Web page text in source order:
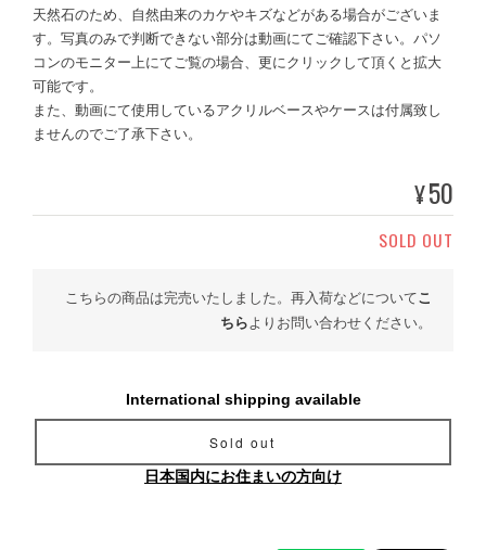
天然石のため、自然由来のカケやキズなどがある場合がございま
す。写真のみで判断できない部分は動画にてご確認下さい。パソ
コンのモニター上にてご覧の場合、更にクリックして頂くと拡大
可能です。
また、動画にて使用しているアクリルベースやケースは付属致し
ませんのでご了承下さい。
¥50
SOLD OUT
こちらの商品は完売いたしました。再入荷などについてこ
ちらよりお問い合わせください。
International shipping available
Sold out
日本国内にお住まいの方向け